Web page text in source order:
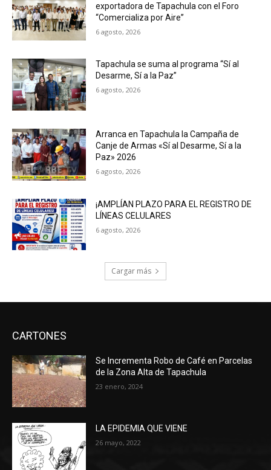
exportadora de Tapachula con el Foro
“Comercializa por Aire”
6 agosto, 2026
Tapachula se suma al programa “Sí al
Desarme, Sí a la Paz”
6 agosto, 2026
Arranca en Tapachula la Campaña de
Canje de Armas «Sí al Desarme, Sí a la
Paz» 2026
6 agosto, 2026
¡AMPLÍAN PLAZO PARA EL REGISTRO DE
LÍNEAS CELULARES
6 agosto, 2026
Cargar más
CARTONES
Se Incrementa Robo de Café en Parcelas
de la Zona Alta de Tapachula
23 enero, 2024
LA EPIDEMIA QUE VIENE
26 mayo, 2022